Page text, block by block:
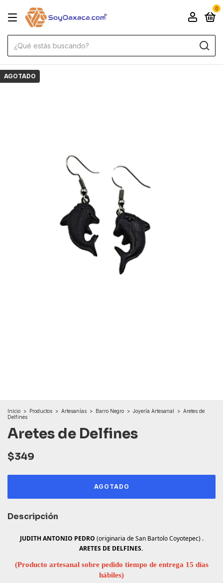
0
AGOTADO
Inicio > Productos > Artesanías > Barro Negro > Joyería Artesanal > Aretes de
Delfines
Aretes de Delfines
$349
Descripción
JUDITH ANTONIO PEDRO (originaria de San Bartolo Coyotepec) .
ARETES DE DELFINES.
(Producto artesanal sobre pedido tiempo de entrega 15 días
hábiles)